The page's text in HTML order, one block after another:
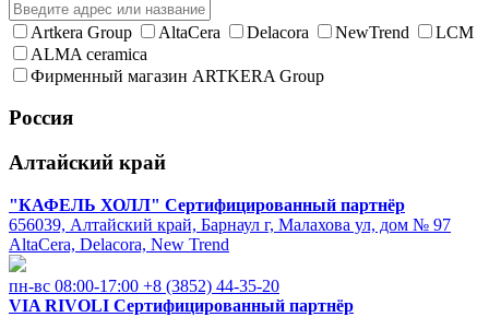
Artkera Group AltaCera Delacora NewTrend
LCM
ALMA ceramica
Фирменный магазин ARTKERA Group
Россия
Алтайский край
"КАФЕЛЬ ХОЛЛ" Сертифицированный партнёр
656039, Алтайский край, Барнаул г, Малахова ул, дом № 97
AltaCera, Delacora, New Trend
пн-вс 08:00-17:00 +8 (3852) 44-35-20
VIA RIVOLI Сертифицированный партнёр